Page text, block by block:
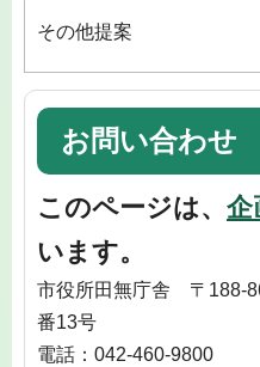
その他提案
お問い合わせ
このページは、 企
います。
市役所田無庁舎 〒188-
番13号
電話：042-460-9800